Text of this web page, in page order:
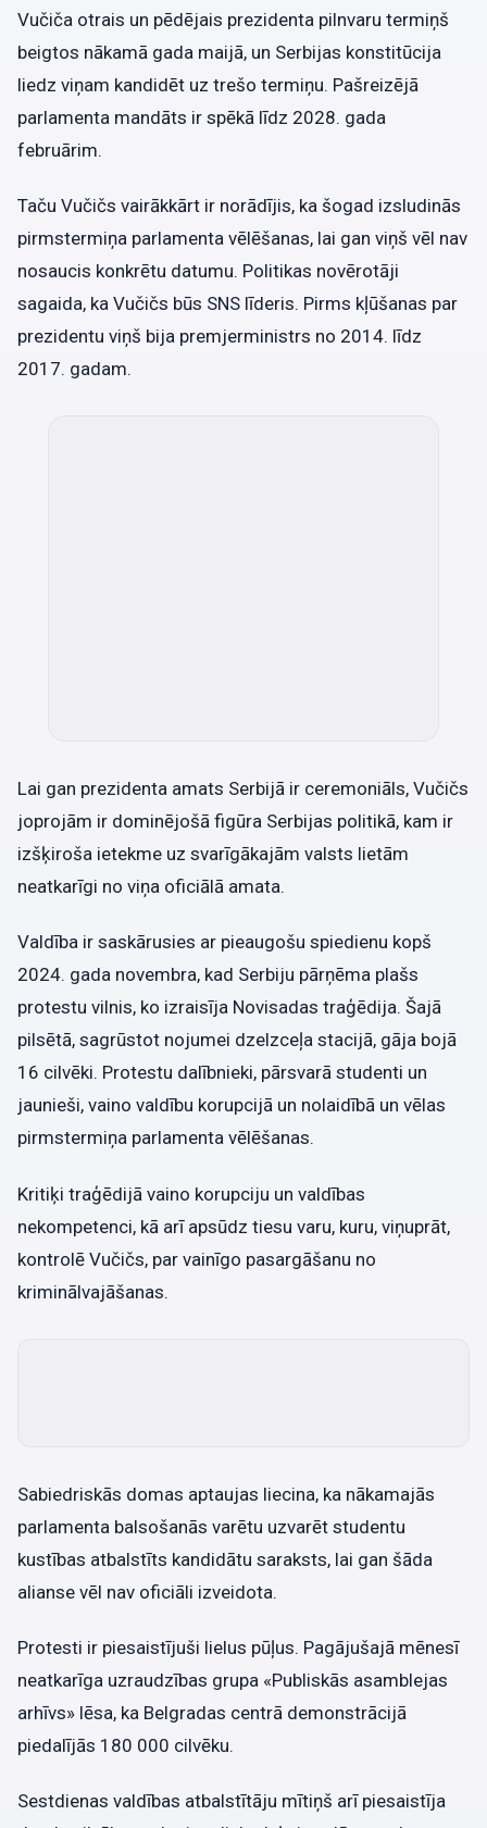
Vučiča otrais un pēdējais prezidenta pilnvaru termiņš
beigtos nākamā gada maijā, un Serbijas konstitūcija
liedz viņam kandidēt uz trešo termiņu. Pašreizējā
parlamenta mandāts ir spēkā līdz 2028. gada
februārim.
Taču Vučičs vairākkārt ir norādījis, ka šogad izsludinās
pirmstermiņa parlamenta vēlēšanas, lai gan viņš vēl nav
nosaucis konkrētu datumu. Politikas novērotāji
sagaida, ka Vučičs būs SNS līderis. Pirms kļūšanas par
prezidentu viņš bija premjerministrs no 2014. līdz
2017. gadam.
Lai gan prezidenta amats Serbijā ir ceremoniāls, Vučičs
joprojām ir dominējošā figūra Serbijas politikā, kam ir
izšķiroša ietekme uz svarīgākajām valsts lietām
neatkarīgi no viņa oficiālā amata.
Valdība ir saskārusies ar pieaugošu spiedienu kopš
2024. gada novembra, kad Serbiju pārņēma plašs
protestu vilnis, ko izraisīja Novisadas traģēdija. Šajā
pilsētā, sagrūstot nojumei dzelzceļa stacijā, gāja bojā
16 cilvēki. Protestu dalībnieki, pārsvarā studenti un
jaunieši, vaino valdību korupcijā un nolaidībā un vēlas
pirmstermiņa parlamenta vēlēšanas.
Kritiķi traģēdijā vaino korupciju un valdības
nekompetenci, kā arī apsūdz tiesu varu, kuru, viņuprāt,
kontrolē Vučičs, par vainīgo pasargāšanu no
kriminālvajāšanas.
Sabiedriskās domas aptaujas liecina, ka nākamajās
parlamenta balsošanās varētu uzvarēt studentu
kustības atbalstīts kandidātu saraksts, lai gan šāda
alianse vēl nav oficiāli izveidota.
Protesti ir piesaistījuši lielus pūļus. Pagājušajā mēnesī
neatkarīga uzraudzības grupa «Publiskās asamblejas
arhīvs» lēsa, ka Belgradas centrā demonstrācijā
piedalījās 180 000 cilvēku.
Sestdienas valdības atbalstītāju mītiņš arī piesaistīja